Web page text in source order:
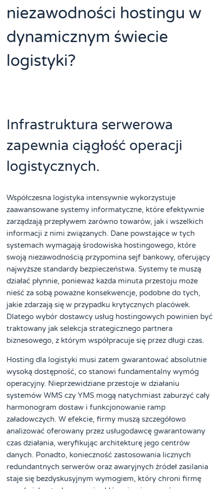
niezawodności hostingu w
dynamicznym świecie
logistyki?
Infrastruktura serwerowa
zapewnia ciągłość operacji
logistycznych.
Współczesna logistyka intensywnie wykorzystuje
zaawansowane systemy informatyczne, które efektywnie
zarządzają przepływem zarówno towarów, jak i wszelkich
informacji z nimi związanych. Dane powstające w tych
systemach wymagają środowiska hostingowego, które
swoją niezawodnością przypomina sejf bankowy, oferujący
najwyższe standardy bezpieczeństwa. Systemy te muszą
działać płynnie, ponieważ każda minuta przestoju może
nieść za sobą poważne konsekwencje, podobne do tych,
jakie zdarzają się w przypadku krytycznych placówek.
Dlatego wybór dostawcy usług hostingowych powinien być
traktowany jak selekcja strategicznego partnera
biznesowego, z którym współpracuje się przez długi czas.
Hosting dla logistyki musi zatem gwarantować absolutnie
wysoką dostępność, co stanowi fundamentalny wymóg
operacyjny. Nieprzewidziane przestoje w działaniu
systemów WMS czy YMS mogą natychmiast zaburzyć cały
harmonogram dostaw i funkcjonowanie ramp
załadowczych. W efekcie, firmy muszą szczegółowo
analizować oferowany przez usługodawcę gwarantowany
czas działania, weryfikując architekturę jego centrów
danych. Ponadto, konieczność zastosowania licznych
redundantnych serwerów oraz awaryjnych źródeł zasilania
staje się bezdyskusyjnym wymogiem, który chroni firmę